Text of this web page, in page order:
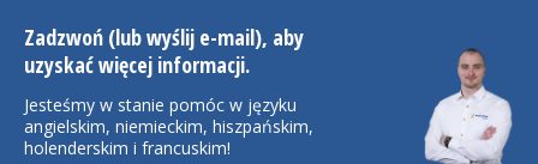
Zadzwoń (lub wyślij e-mail), aby
uzyskać więcej informacji.
Jesteśmy w stanie pomóc w języku
angielskim, niemieckim, hiszpańskim,
holenderskim i francuskim!